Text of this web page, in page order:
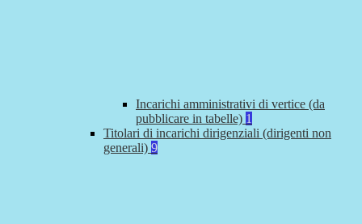
Incarichi amministrativi di vertice (da
pubblicare in tabelle) 1
Titolari di incarichi dirigenziali (dirigenti non
generali) 9